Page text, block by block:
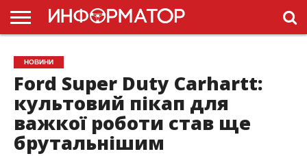
ГОЛОВНА
НОВИНИ
ПДР
УКРАЇНИ
РЕКЛАМА
ПРОЕКТЫ
НОВИНИ
Ford Super Duty Carhartt:
культовий пікап для
важкої роботи став ще
брутальнішим